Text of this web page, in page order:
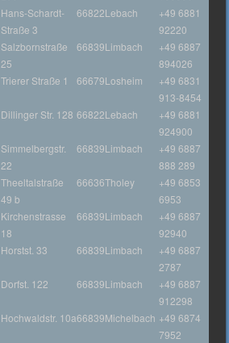
Hans-Schardt-
Straße 3
66822Lebach
+49 6881
92220
Salzbornstraße
25
66839Limbach
+49 6887
894026
Trierer Straße 1 66679Losheim
+49 6831
913-8454
Dillinger Str. 128 66822Lebach
+49 6881
924900
Simmelbergstr.
22
66839Limbach
+49 6887
888 289
Theeltalstraße
49 b
66636Tholey
+49 6853
6953
Kirchenstrasse
18
66839Limbach
+49 6887
92940
Horstst. 33 66839Limbach
+49 6887
2787
Dorfst. 122 66839Limbach
+49 6887
912298
Hochwaldstr. 10a66839Michelbach +49 6874
7952